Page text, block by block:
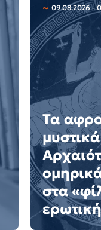
09.08.2026 -
Τα
στα